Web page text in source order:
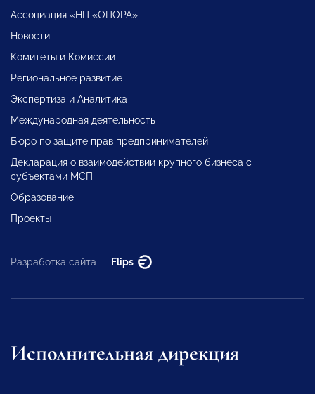
Ассоциация «НП «ОПОРА»
Новости
Комитеты и Комиссии
Региональное развитие
Экспертиза и Аналитика
Международная деятельность
Бюро по защите прав предпринимателей
Декларация о взаимодействии крупного бизнеса с
субъектами МСП
Образование
Проекты
Разработка сайта — Flips
Исполнительная дирекция